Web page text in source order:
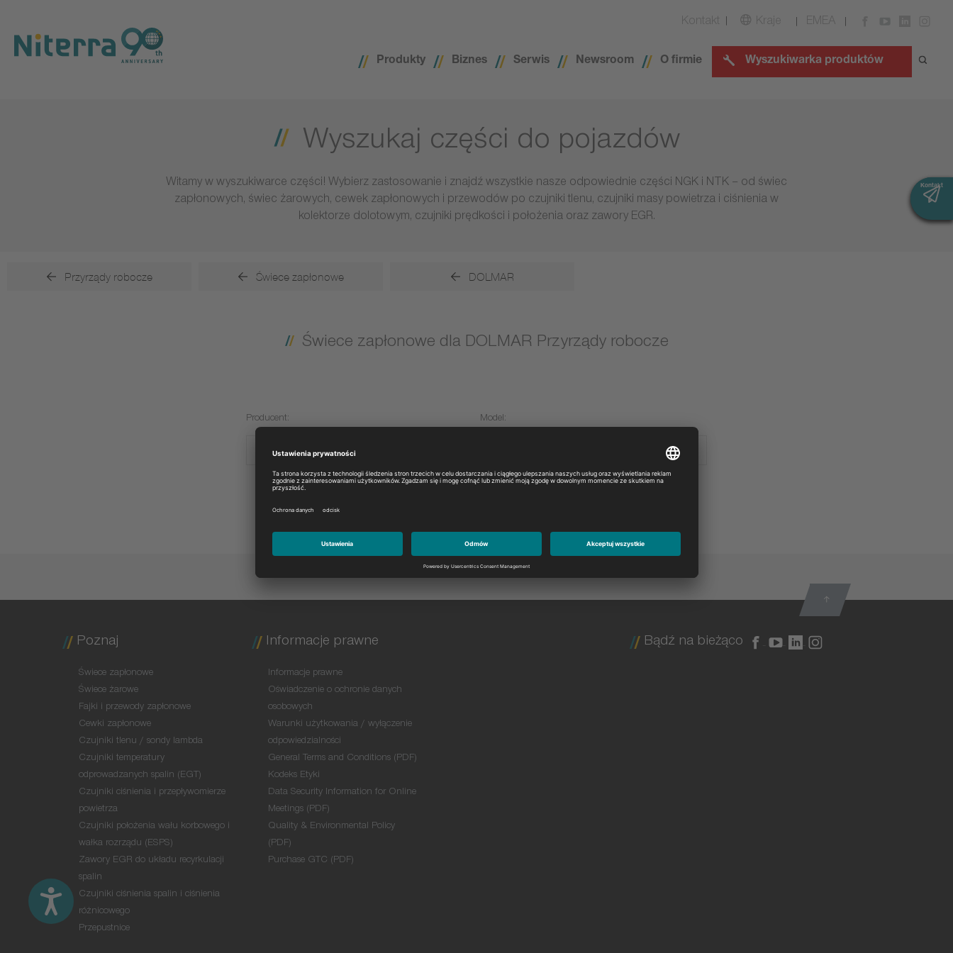
main
navigation
main
content
footer
Kontakt Kraje EMEA
Produkty Biznes Serwis Newsroom O firmie Wyszukiwarka produktów
Wyszukaj części do pojazdów
Witamy w wyszukiwarce części! Wybierz zastosowanie i znajdź wszystkie nasze odpowiednie części NGK i NTK – od świec
zapłonowych, świec żarowych, cewek zapłonowych i przewodów po czujniki tlenu, czujniki masy powietrza i ciśnienia w
kolektorze dolotowym, czujniki prędkości i położenia oraz zawory EGR.
Przyrządy robocze Świece zapłonowe DOLMAR
Świece zapłonowe dla DOLMAR Przyrządy robocze
Producent:
DOLMAR
Model:
Poznaj
Świece zapłonowe
Świece żarowe
Fajki i przewody zapłonowe
Cewki zapłonowe
Czujniki tlenu / sondy lambda
Czujniki temperatury
odprowadzanych spalin (EGT)
Czujniki ciśnienia i przepływomierze
powietrza
Czujniki położenia wału korbowego i
wałka rozrządu (ESPS)
Zawory EGR do układu recyrkulacji
spalin
Czujniki ciśnienia spalin i ciśnienia
różnicowego
Przepustnice
Informacje prawne
Informacje prawne
Oświadczenie o ochronie danych
osobowych
Warunki użytkowania / wyłączenie
odpowiedzialności
General Terms and Conditions (PDF)
Kodeks Etyki
Data Security Information for Online
Meetings (PDF)
Quality & Environmental Policy
(PDF)
Purchase GTC (PDF)
Bądź na bieżąco
Kontakt
Kontakt